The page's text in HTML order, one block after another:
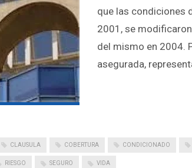
que las condiciones
2001, se
del mismo en 2004.
asegurada,
CLAUSULA COBERTURA CONDICIONADO
RIESGO SEGURO VIDA